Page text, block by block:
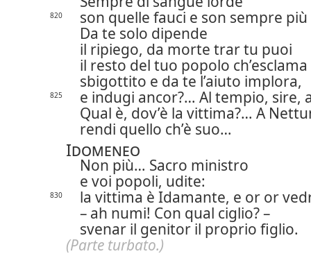
820
son quelle fauci e son sempre
Da te solo dipende
il ripiego, da morte trar tu puoi
il resto del tuo popolo ch’esclama
sbigottito e da te l’aiuto implora,
825
e indugi ancor?… Al tempio, sire,
Qual è, dov’è la vittima?… A
rendi quello ch’è suo…
Idomeneo
Non più… Sacro ministro
e voi popoli, udite:
830
la vittima è Idamante, e or or
– ah numi! Con qual ciglio? –
svenar il genitor il proprio figlio.
(Parte turbato.)